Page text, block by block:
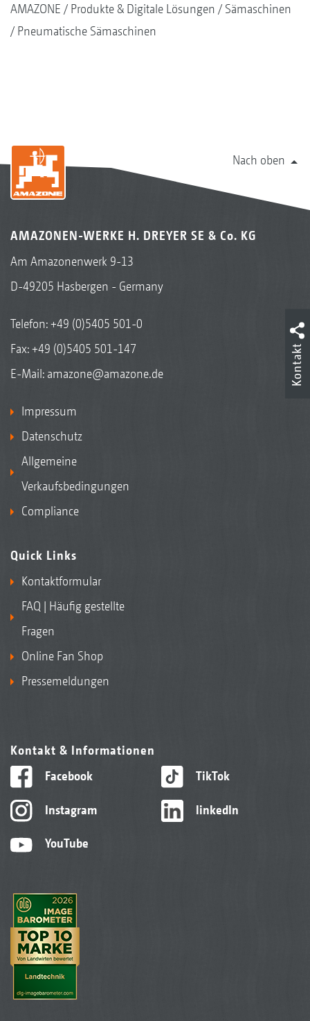
AMAZONE Produkte & Digitale Lösungen
Sämaschinen
Pneumatische Sämaschinen
Nach oben
AMAZONEN-WERKE H. DREYER SE & Co. KG
Am Amazonenwerk 9-13
D-49205 Hasbergen - Germany
Telefon:+49 (0)5405 501-0
Fax: +49 (0)5405 501-147
E-Mail: amazone@amazone.de
Impressum
Datenschutz
Allgemeine
Verkaufsbedingungen
Compliance
Quick Links
Kontaktformular
FAQ | Häufig gestellte
Fragen
Online Fan Shop
Pressemeldungen
Kontakt & Informationen
Facebook
Instagram
YouTube
TikTok
linkedIn
Kontakt